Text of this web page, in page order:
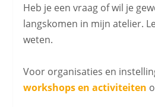
Heb je een vraag of wil je
langskomen in mijn atelier.
weten.
Voor organisaties en
workshops en activiteiten